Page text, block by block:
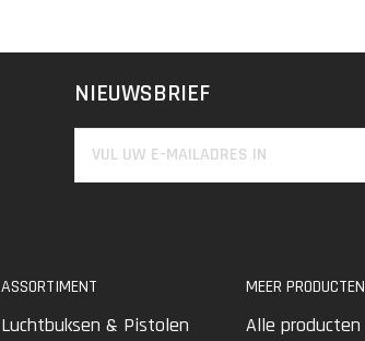
NIEUWSBRIEF
ASSORTIMENT
Luchtbuksen & Pistolen
MEER PRODUCTEN
Alle producten